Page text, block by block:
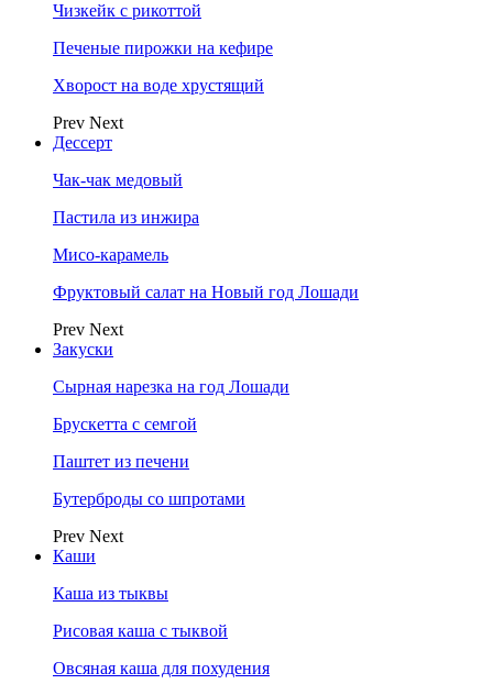
Чизкейк с рикоттой
Печеные пирожки на кефире
Хворост на воде хрустящий
Prev Next
Дессерт
Чак-чак медовый
Пастила из инжира
Мисо-карамель
Фруктовый салат на Новый год Лошади
Prev Next
Закуски
Сырная нарезка на год Лошади
Брускетта с семгой
Паштет из печени
Бутерброды со шпротами
Prev Next
Каши
Каша из тыквы
Рисовая каша с тыквой
Овсяная каша для похудения